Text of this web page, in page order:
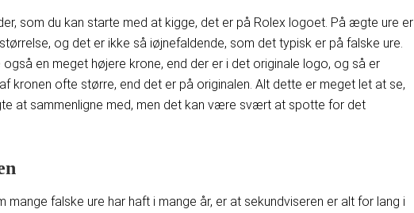
som du kan starte med at kigge, det er på Rolex logoet. På ægte ure er
og det er ikke så iøjnefaldende, som det typisk er på falske ure.
også en meget højere krone, end der er i det originale logo, og så er
kronen ofte større, end det er på originalen. Alt dette er meget let at se,
at sammenligne med, men det kan være svært at spotte for det
mange falske ure har haft i mange år, er at sekundviseren er alt for lang i